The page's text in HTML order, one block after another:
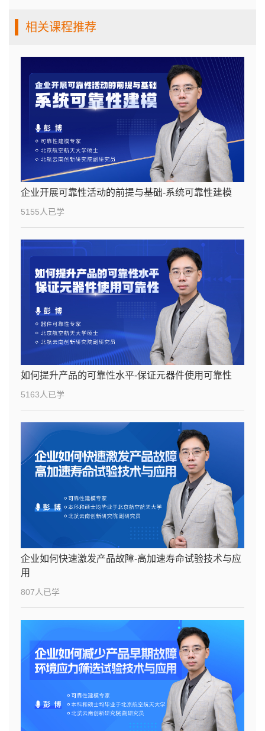
相关课程推荐
企业开展可靠性活动的前提与基础-系统可靠性建模
5155人已学
如何提升产品的可靠性水平-保证元器件使用可靠性
5163人已学
企业如何快速激发产品故障-高加速寿命试验技术与应
用
807人已学